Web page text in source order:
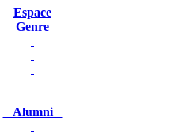
Espace
Genre
Alumni